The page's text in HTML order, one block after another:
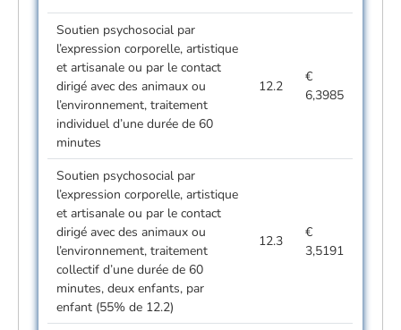
Soutien psychosocial par
l’expression corporelle, artistique
et artisanale ou par le contact
dirigé avec des animaux ou
l’environnement, traitement
individuel d’une durée de 60
minutes
12.2
€
6,3985
Soutien psychosocial par
l’expression corporelle, artistique
et artisanale ou par le contact
dirigé avec des animaux ou
l’environnement, traitement
collectif d’une durée de 60
minutes, deux enfants, par
enfant (55% de 12.2)
12.3
€
3,5191